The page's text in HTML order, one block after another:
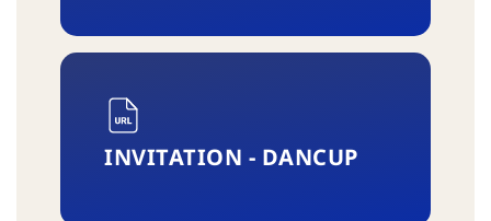
INVITATION - DANCUP